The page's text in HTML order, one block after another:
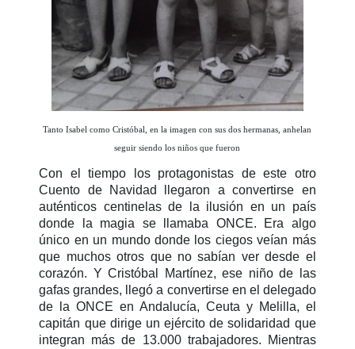
Tanto Isabel como Cristóbal, en la imagen con sus dos hermanas, anhelan
seguir siendo los niños que fueron
Con el tiempo los protagonistas de este otro
Cuento de Navidad llegaron a convertirse en
auténticos centinelas de la ilusión en un país
donde la magia se llamaba ONCE. Era algo
único en un mundo donde los ciegos veían más
que muchos otros que no sabían ver desde el
corazón. Y Cristóbal Martínez, ese niño de las
gafas grandes, llegó a convertirse en el delegado
de la ONCE en Andalucía, Ceuta y Melilla, el
capitán que dirige un ejército de solidaridad que
integran más de 13.000 trabajadores. Mientras